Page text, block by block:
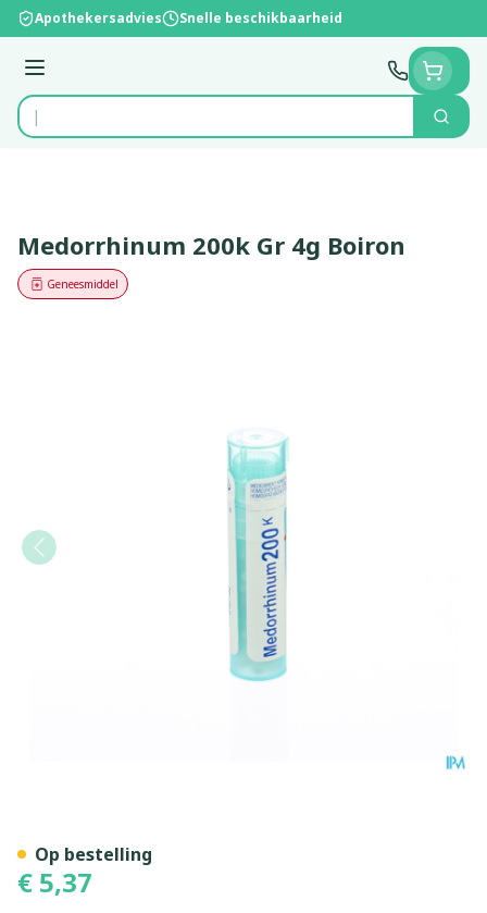
Ga naar de inhoud
Apothekersadvies Snelle beschikbaarheid
Menu
Product, merk, categorie...
Zoek
Medorrhinum 200k Gr 4g Boiron
Geneesmiddel
€ 5,37
Op bestelling